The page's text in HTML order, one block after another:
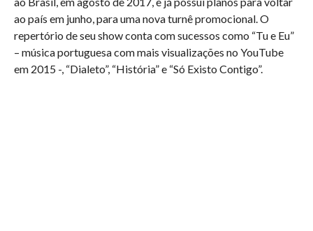
ao país em junho, para uma nova turnê promocional. O
repertório de seu show conta com sucessos como “Tu e Eu”
– música portuguesa com mais visualizações no YouTube
em 2015 -, “Dialeto”, “História” e “Só Existo Contigo”.